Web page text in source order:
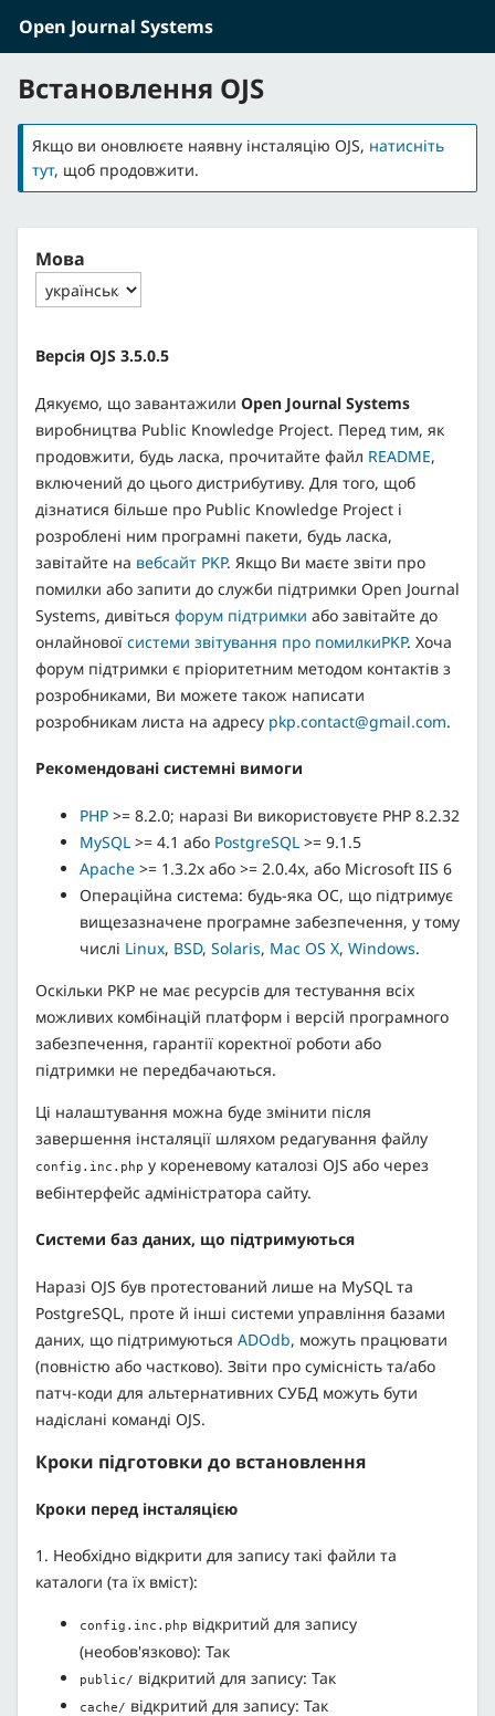
Перейти до головного
Open Journal Systems
Встановлення OJS
Якщо ви оновлюєте наявну інсталяцію OJS, натисніть
тут, щоб продовжити.
Мова
Версія OJS 3.5.0.5
Дякуємо, що завантажили Open Journal Systems
виробництва Public Knowledge Project. Перед тим, як
продовжити, будь ласка, прочитайте файл README,
включений до цього дистрибутиву. Для того, щоб
дізнатися більше про Public Knowledge Project і
розроблені ним програмні пакети, будь ласка,
завітайте на вебсайт PKP. Якщо Ви маєте звіти про
помилки або запити до служби підтримки Open Journal
Systems, дивіться форум підтримки або завітайте до
онлайнової системи звітування про помилкиPKP. Хоча
форум підтримки є пріоритетним методом контактів з
розробниками, Ви можете також написати
розробникам листа на адресу pkp.contact@gmail.com.
Рекомендовані системні вимоги
PHP >= 8.2.0; наразі Ви використовуєте PHP 8.2.32
MySQL >= 4.1 або PostgreSQL >= 9.1.5
Apache >= 1.3.2x або >= 2.0.4x, або Microsoft IIS 6
Операційна система: будь-яка ОС, що підтримує
вищезазначене програмне забезпечення, у тому
числі Linux, BSD, Solaris, Mac OS X, Windows.
Оскільки PKP не має ресурсів для тестування всіх
можливих комбінацій платформ і версій програмного
забезпечення, гарантії коректної роботи або
підтримки не передбачаються.
Ці налаштування можна буде змінити після
завершення інсталяції шляхом редагування файлу
config.inc.php у кореневому каталозі OJS або через
вебінтерфейс адміністратора сайту.
Системи баз даних, що підтримуються
Наразі OJS був протестований лише на MySQL та
PostgreSQL, проте й інші системи управління базами
даних, що підтримуються ADOdb, можуть працювати
(повністю або частково). Звіти про сумісність та/або
патч-коди для альтернативних СУБД можуть бути
надіслані команді OJS.
Кроки підготовки до встановлення
Кроки перед інсталяцією
1. Необхідно відкрити для запису такі файли та
каталоги (та їх вміст):
config.inc.php відкритий для запису
(необов'язково): Так
public/ відкритий для запису: Так
cache/ відкритий для запису: Так